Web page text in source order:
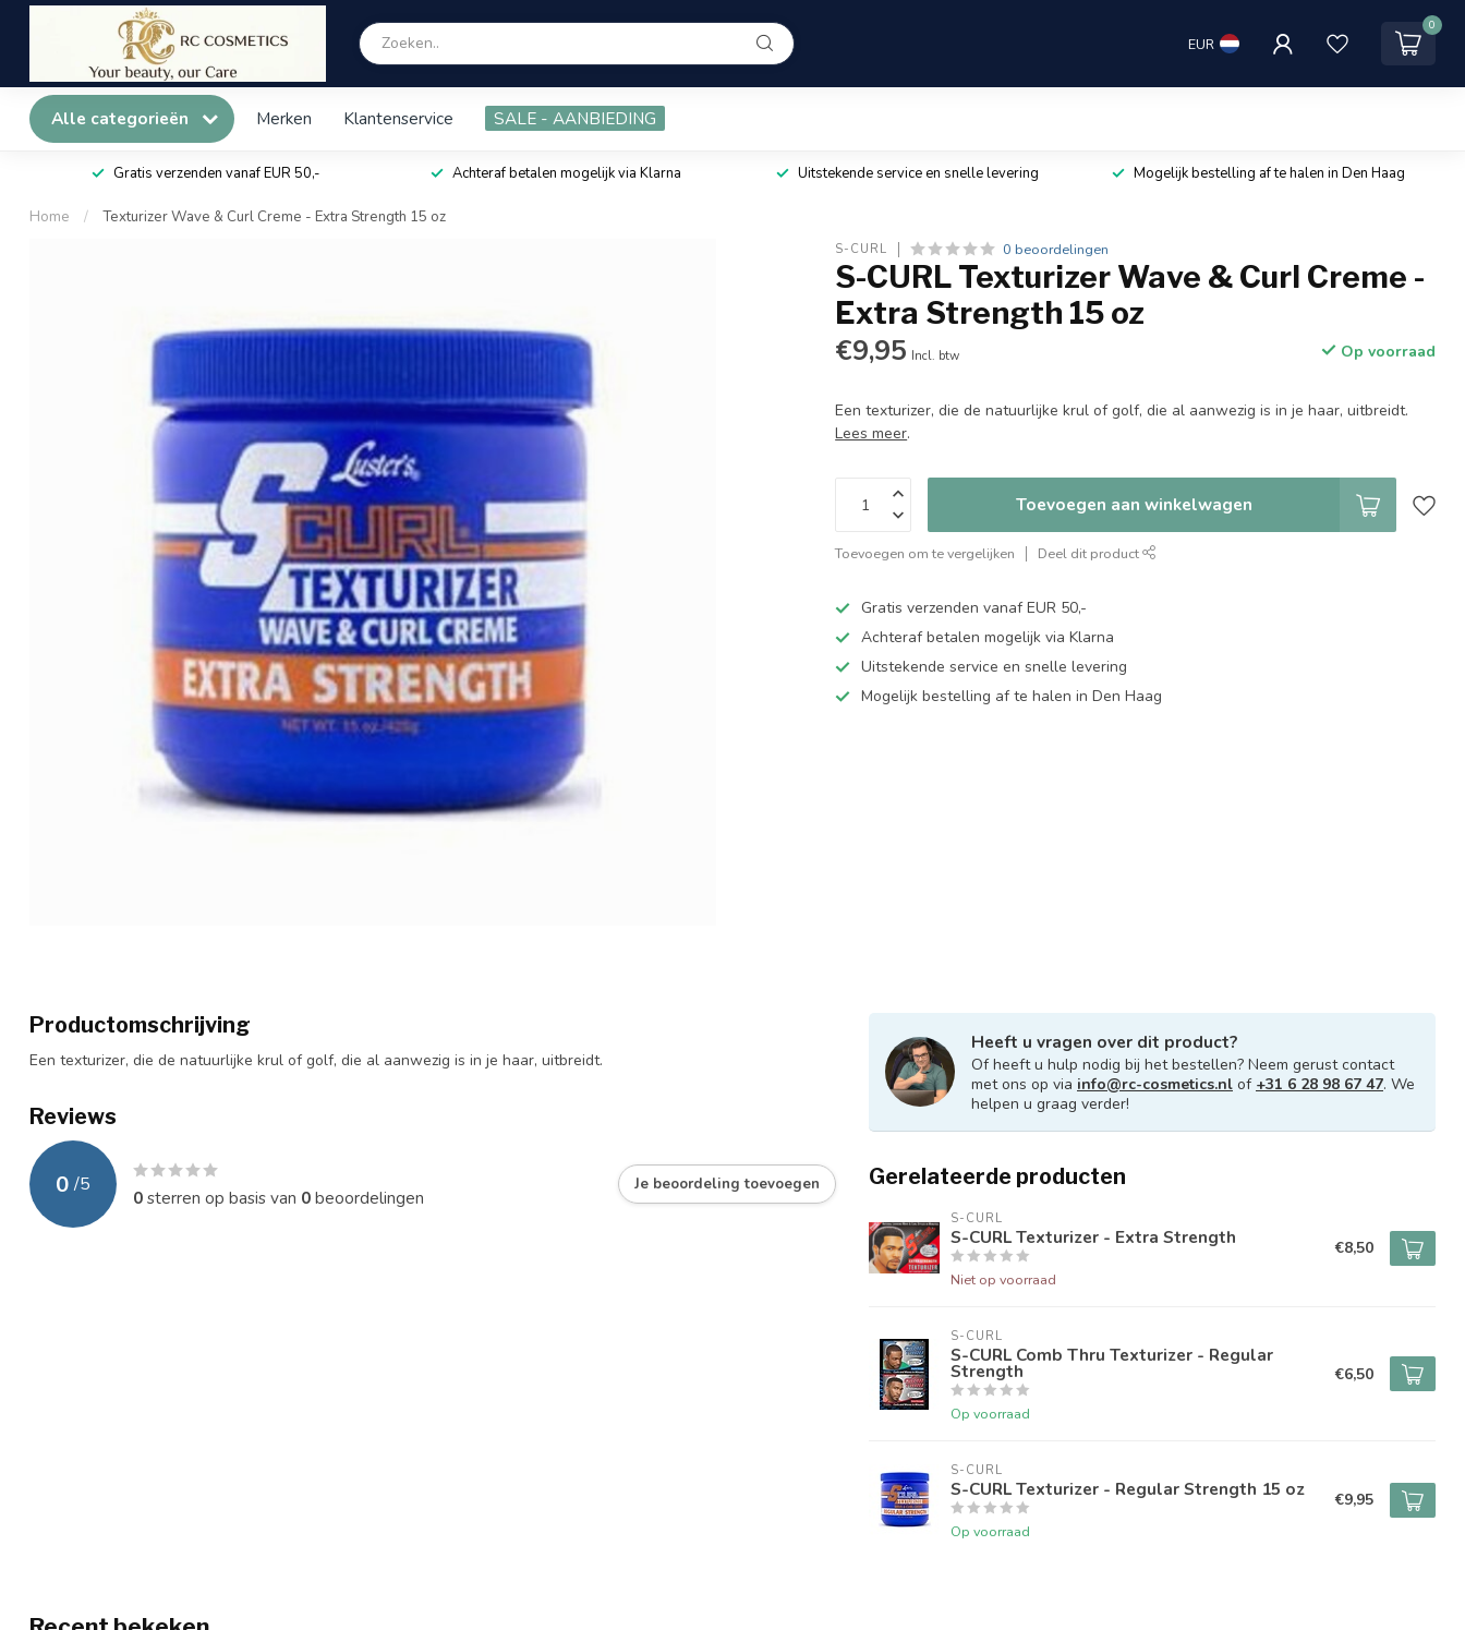
EUR
0
Alle categorieën Merken Klantenservice SALE - AANBIEDING
Gratis verzenden vanaf EUR 50,- Achteraf betalen mogelijk via Klarna Uitstekende service en snelle levering Mogelijk bestelling af te halen in Den Haag
Home / Texturizer Wave & Curl Creme - Extra Strength 15 oz
S-CURL 0 beoordelingen
S-CURL Texturizer Wave & Curl Creme -
Extra Strength 15 oz
€9,95 Incl. btw Op voorraad
Een texturizer, die de natuurlijke krul of golf, die al aanwezig is in je haar, uitbreidt.
Lees meer.
Toevoegen aan winkelwagen
Toevoegen om te vergelijken Deel dit product
Gratis verzenden vanaf EUR 50,-
Achteraf betalen mogelijk via Klarna
Uitstekende service en snelle levering
Mogelijk bestelling af te halen in Den Haag
Productomschrijving
Een texturizer, die de natuurlijke krul of golf, die al aanwezig is in je haar, uitbreidt.
Reviews
0 /5
0sterren op basis van 0beoordelingen
Je beoordeling toevoegen
Heeft u vragen over dit product?
Of heeft u hulp nodig bij het bestellen? Neem gerust contact
met ons op via info@rc-cosmetics.nl of +31 6 28 98 67 47. We
helpen u graag verder!
Gerelateerde producten
S-CURL
S-CURL Texturizer - Extra Strength
Niet op voorraad
€8,50
S-CURL
S-CURL Comb Thru Texturizer - Regular
Strength
Op voorraad
€6,50
S-CURL
S-CURL Texturizer - Regular Strength 15 oz
Op voorraad
€9,95